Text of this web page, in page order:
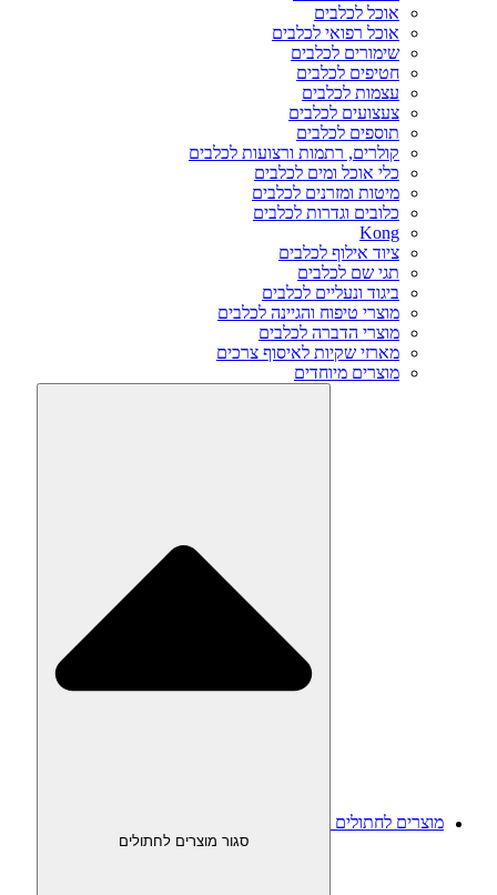
אוכל לכלבים
אוכל רפואי לכלבים
שימורים לכלבים
חטיפים לכלבים
עצמות לכלבים
צעצועים לכלבים
תוספים לכלבים
קולרים, רתמות ורצועות לכלבים
כלי אוכל ומים לכלבים
מיטות ומזרנים לכלבים
כלובים וגדרות לכלבים
Kong
ציוד אילוף לכלבים
תגי שם לכלבים
ביגוד ונעליים לכלבים
מוצרי טיפוח והגיינה לכלבים
מוצרי הדברה לכלבים
מארזי שקיות לאיסוף צרכים
מוצרים מיוחדים
מוצרים לחתולים
סגור מוצרים לחתולים